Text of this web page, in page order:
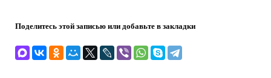
Поделитесь этой записью или добавьте в закладки